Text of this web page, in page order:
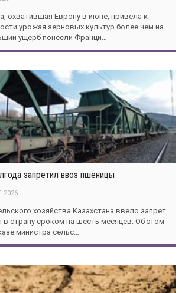
охватившая Европу в июне, привела к
урожая зерновых культур более чем на
ущерб понесли Франци…
запретил ввоз пшеницы
хозяйства Казахстана ввело запрет
страну сроком на шесть месяцев. Об этом
министра сельс…